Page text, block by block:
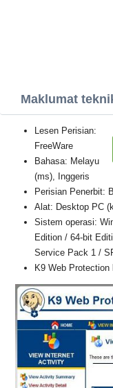
Maklumat
Lesen Perisian:
FreeWare
Bahasa: Melayu
(ms), Inggeris
Perisian Penerbit:
Alat: Desktop PC
Sistem operasi:
Edition / 64-bit
Service Pack 1 /
K9 Web